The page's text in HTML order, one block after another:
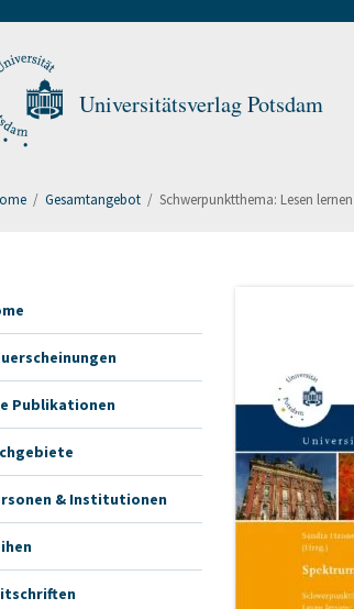
Universitätsverlag Potsdam
/ Gesamtangebot / Schwerpunktthema: Lesen lernen
Publikationen
& Institutionen